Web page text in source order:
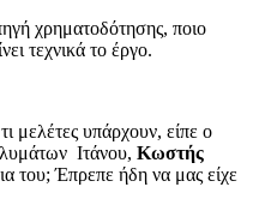
χρηματοδότησης, ποιο
τεχνικά το έργο.
μελέτες υπάρχουν, είπε ο
Ιτάνου, Κωστής
του; Έπρεπε ήδη να μας είχε